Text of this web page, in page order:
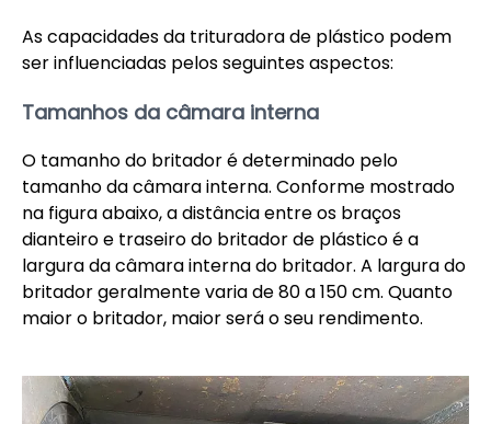
As capacidades da trituradora de plástico podem
ser influenciadas pelos seguintes aspectos:
Tamanhos da câmara interna
O tamanho do britador é determinado pelo
tamanho da câmara interna. Conforme mostrado
na figura abaixo, a distância entre os braços
dianteiro e traseiro do britador de plástico é a
largura da câmara interna do britador. A largura do
britador geralmente varia de 80 a 150 cm. Quanto
maior o britador, maior será o seu rendimento.